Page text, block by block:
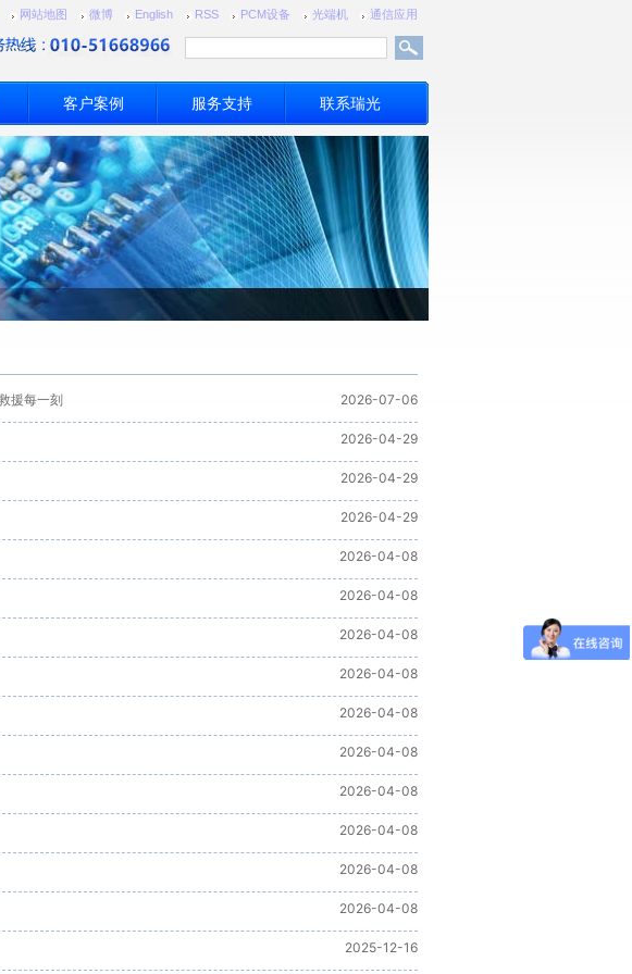
网站地图 微博 English RSS PCM设备 光端机 通信应用
客户案例 服务支持 联系瑞光
援每一刻 2026-07-06
2026-04-29
2026-04-29
2026-04-29
2026-04-08
2026-04-08
2026-04-08
2026-04-08
2026-04-08
2026-04-08
2026-04-08
2026-04-08
2026-04-08
2026-04-08
2025-12-16